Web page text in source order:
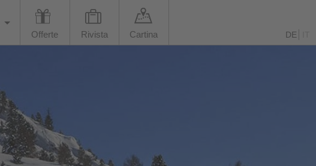
Offerte Rivista Cartina DE